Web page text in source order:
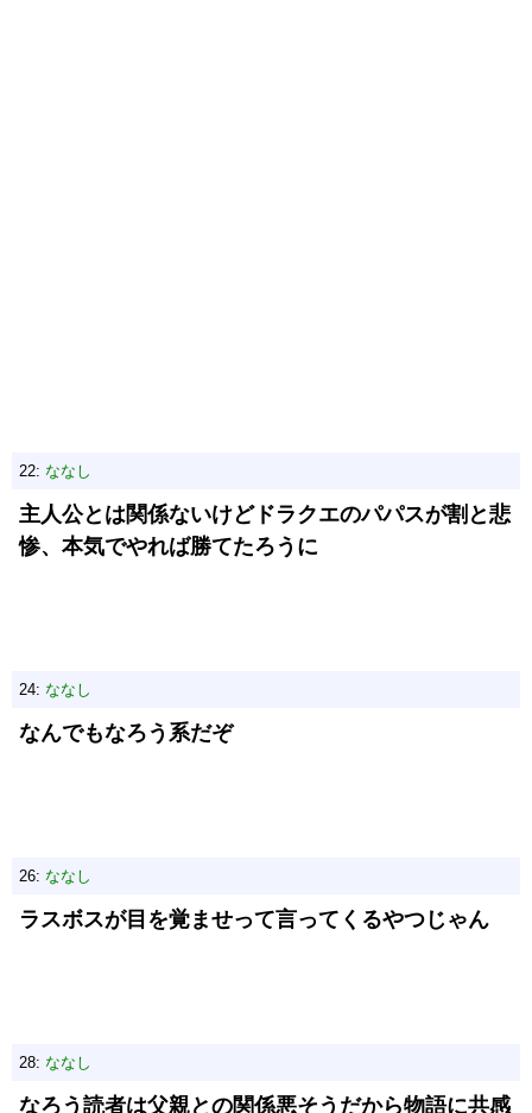
22: ななし
主人公とは関係ないけどドラクエのパパスが割と悲
惨、本気でやれば勝てたろうに
24: ななし
なんでもなろう系だぞ
26: ななし
ラスボスが目を覚ませって言ってくるやつじゃん
28: ななし
なろう読者は父親との関係悪そうだから物語に共感